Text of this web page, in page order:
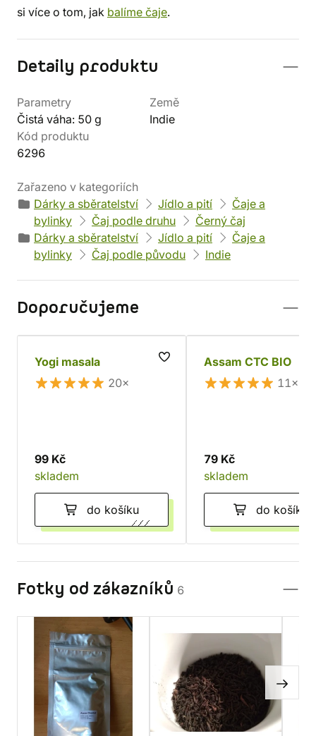
si více o tom, jak balíme čaje.
Detaily produktu
Parametry
Čistá váha: 50 g
Země
Indie
Kód produktu
6296
Zařazeno v kategoriích
Dárky a sběratelství
Jídlo a pití
Čaje a
bylinky
Čaj podle druhu
Černý čaj
Dárky a sběratelství
Jídlo a pití
Čaje a
bylinky
Čaj podle původu Indie
Doporučujeme
Yogi masala
20×
99 Kč
skladem
do košíku
Assam CTC BIO
11×
79 Kč
skladem
do košíku
Fotky od zákazníků 6